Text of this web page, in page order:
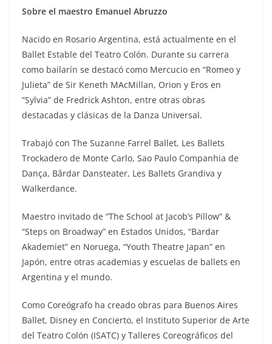
Sobre el maestro Emanuel Abruzzo
Nacido en Rosario Argentina, está actualmente en el
Ballet Estable del Teatro Colón. Durante su carrera
como bailarín se destacó como Mercucio en “Romeo y
Julieta” de Sir Keneth MAcMillan, Orion y Eros en
“Sylvia” de Fredrick Ashton, entre otras obras
destacadas y clásicas de la Danza Universal.
Trabajó con The Suzanne Farrel Ballet, Les Ballets
Trockadero de Monte Carlo, Sao Paulo Companhia de
Dança, Bârdar Dansteater, Les Ballets Grandiva y
Walkerdance.
Maestro invitado de “The School at Jacob’s Pillow” &
“Steps on Broadway” en Estados Unidos, “Bardar
Akademiet” en Noruega, “Youth Theatre Japan” en
Japón, entre otras academias y escuelas de ballets en
Argentina y el mundo.
Como Coreógrafo ha creado obras para Buenos Aires
Ballet, Disney en Concierto, el Instituto Superior de Arte
del Teatro Colón (ISATC) y Talleres Coreográficos del